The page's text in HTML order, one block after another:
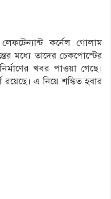
কর্নেল গোলাম
মধ্যে তাদের চেকপোস্টের
খবর পাওয়া গেছে।
রয়েছে। এ নিয়ে শঙ্কিত হবার